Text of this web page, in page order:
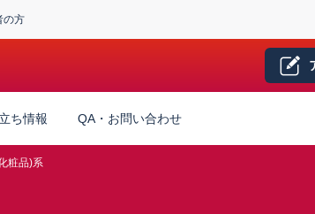
の方
ち情報 QA・お問い合わせ
粧品)系